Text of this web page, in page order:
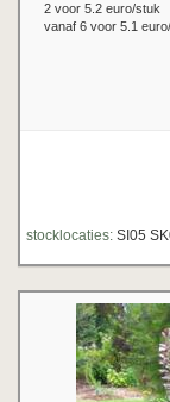
2 voor 5.2 euro/stuk
vanaf 6 voor 5.1
stocklocaties: SI05